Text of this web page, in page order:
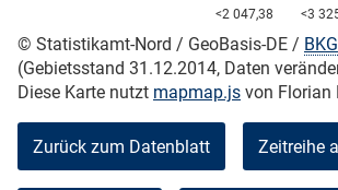
<3
<2 047,38
© Statistikamt-Nord / GeoBasis-DE / BKG
(Gebietsstand 31.12.2014, Daten
Diese Karte nutzt mapmap.js von Florian
Zurück zum Datenblatt Zeitreihe